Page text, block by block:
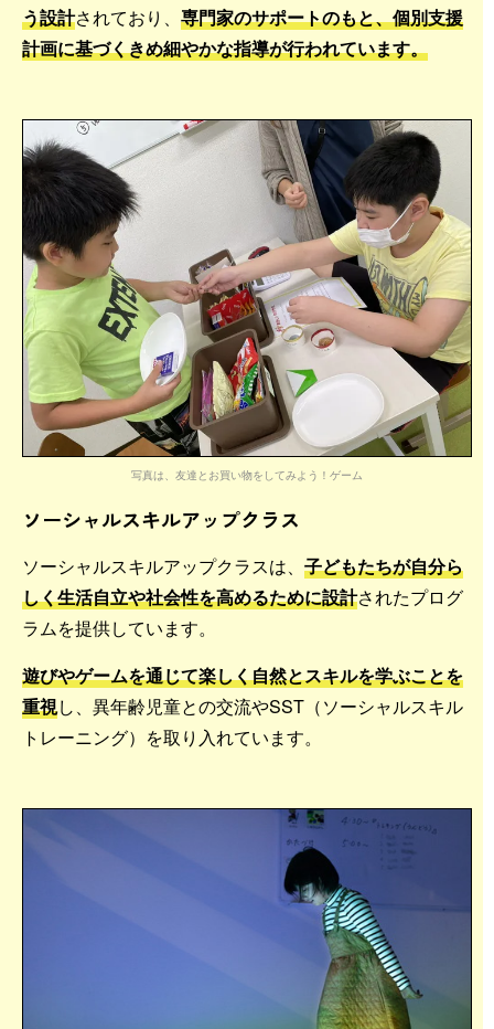
う設計されており、 専門家のサポートのもと、個別支援
計画に基づくきめ細やかな指導が行われています。
写真は、友達とお買い物をしてみよう！ゲーム
ソーシャルスキルアップクラス
ソーシャルスキルアップクラスは、 子どもたちが自分ら
しく生活自立や社会性を高めるために設計されたプログ
ラムを提供しています。
遊びやゲームを通じて楽しく自然とスキルを学ぶことを
重視し、異年齢児童との交流やSST（ソーシャルスキル
トレーニング）を取り入れています。